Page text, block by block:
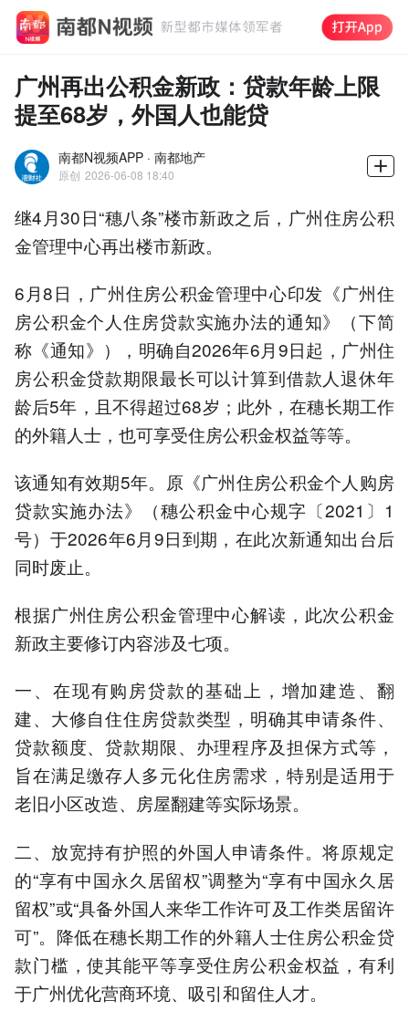
广州再出公积金新政：贷款年龄上限
提至68岁，外国人也能贷
南都N视频APP · 南都地产
原创 2026-06-08 18:40
继4月30日“穗八条”楼市新政之后，广州住房公积
金管理中心再出楼市新政。
6月8日，广州住房公积金管理中心印发《广州住
房公积金个人住房贷款实施办法的通知》（下简
称《通知》），明确自2026年6月9日起，广州住
房公积金贷款期限最长可以计算到借款人退休年
龄后5年，且不得超过68岁；此外，在穗长期工作
的外籍人士，也可享受住房公积金权益等等。
该通知有效期5年。原《广州住房公积金个人购房
贷款实施办法》（穗公积金中心规字〔2021〕1
号）于2026年6月9日到期，在此次新通知出台后
同时废止。
根据广州住房公积金管理中心解读，此次公积金
新政主要修订内容涉及七项。
一、在现有购房贷款的基础上，增加建造、翻
建、大修自住住房贷款类型，明确其申请条件、
贷款额度、贷款期限、办理程序及担保方式等，
旨在满足缴存人多元化住房需求，特别是适用于
老旧小区改造、房屋翻建等实际场景。
二、放宽持有护照的外国人申请条件。将原规定
的“享有中国永久居留权”调整为“享有中国永久居
留权”或“具备外国人来华工作许可及工作类居留许
可”。降低在穗长期工作的外籍人士住房公积金贷
款门槛，使其能平等享受住房公积金权益，有利
于广州优化营商环境、吸引和留住人才。